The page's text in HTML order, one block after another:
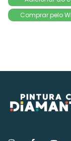
Comprar pelo